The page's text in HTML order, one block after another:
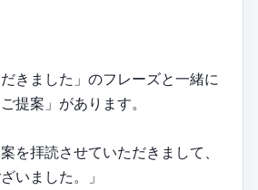
だきました」のフレーズと一緒に
提案」があります。
を拝読させていただきまして、
いました。」